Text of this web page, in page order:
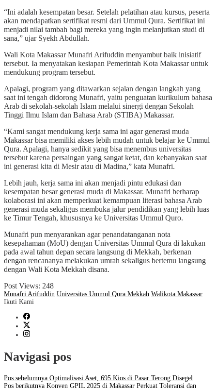
“Ini adalah kesempatan besar. Setelah pelatihan atau kursus, peserta
akan mendapatkan sertifikat resmi dari Ummul Qura. Sertifikat ini
menjadi nilai tambah bagi mereka yang ingin melanjutkan studi di
sana,” ujar Syekh Abdullah.
Wali Kota Makassar Munafri Arifuddin menyambut baik inisiatif
tersebut. Ia menyatakan kesiapan Pemerintah Kota Makassar untuk
mendukung program tersebut.
Apalagi, program yang ditawarkan sejalan dengan langkah yang
saat ini tengah didorong Munafri, yaitu penguatan kurikulum bahasa
Arab di sekolah-sekolah Islam melalui sinergi dengan Sekolah
Tinggi Ilmu Islam dan Bahasa Arab (STIBA) Makassar.
“Kami sangat mendukung kerja sama ini agar generasi muda
Makassar bisa memiliki akses lebih mudah untuk belajar ke Ummul
Qura. Apalagi, hanya sedikit yang bisa menembus universitas
tersebut karena persaingan yang sangat ketat, dan kebanyakan saat
ini generasi kita di Mesir atau di Madina,” kata Munafri.
Lebih jauh, kerja sama ini akan menjadi pintu edukasi dan
kesempatan besar generasi muda di Makassar. Munafri berharap
kolaborasi ini akan memperkuat kemampuan literasi bahasa Arab
generasi muda sekaligus membuka jalur pendidikan yang lebih luas
ke Timur Tengah, khususnya ke Universitas Ummul Quro.
Munafri pun menyarankan agar penandatanganan nota
kesepahaman (MoU) dengan Universitas Ummul Qura di lakukan
pada awal tahun depan secara langsung di Mekkah, berkenan
dengan rencananya melakukan umrah sekaligus bertemu langsung
dengan Wali Kota Mekkah disana.
Post Views: 248
Munafri Arifuddin Universitas Ummul Qura Mekkah Walikota Makassar
Ikuti Kami
Navigasi pos
Pos sebelumnya Optimalisasi Aset, 695 Kios di Pasar Terong Disegel
Pos berikutnya Konven GPIL 2025 di Makassar Perkuat Toleransi dan